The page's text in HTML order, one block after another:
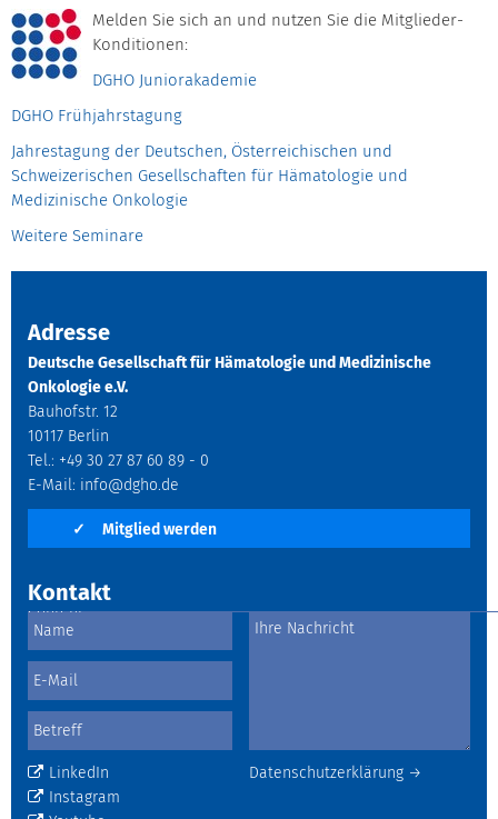
Melden Sie sich an und nutzen Sie die Mitglieder-
Konditionen:
DGHO Juniorakademie
DGHO Frühjahrstagung
Jahrestagung der Deutschen, Österreichischen und
Schweizerischen Gesellschaften für Hämatologie und
Medizinische Onkologie
Weitere Seminare
Adresse
Deutsche Gesellschaft für Hämatologie und Medizinische
Onkologie e.V.
Bauhofstr. 12
10117 Berlin
Tel.: +49 30 27 87 60 89 - 0
E-Mail: info@dgho.de
✓ Mitglied werden
Kontakt
Datenschutzerklärung →
LinkedIn
Instagram